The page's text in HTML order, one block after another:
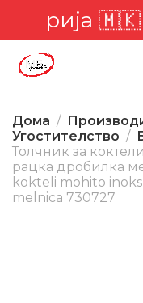
🇲🇰 📣
Дома
Угостителство
Толчник за
рацка дробилка
kokteli mohito
melnica 730727